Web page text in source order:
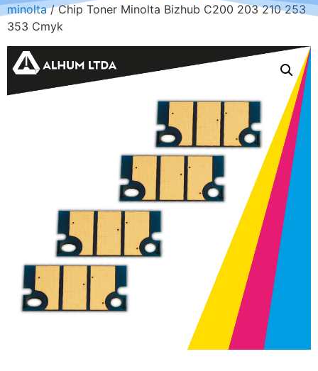
minolta/ Chip Toner Minolta Bizhub C200 203 210 253
353 Cmyk